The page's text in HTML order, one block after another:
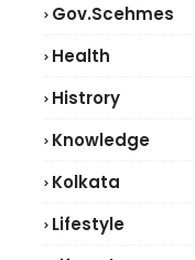
Gov.scehmes
Health
Histrory
Knowledge
Kolkata
Lifestyle